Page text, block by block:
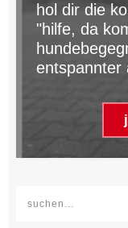
hol dir die
"hilfe, da
entspannter